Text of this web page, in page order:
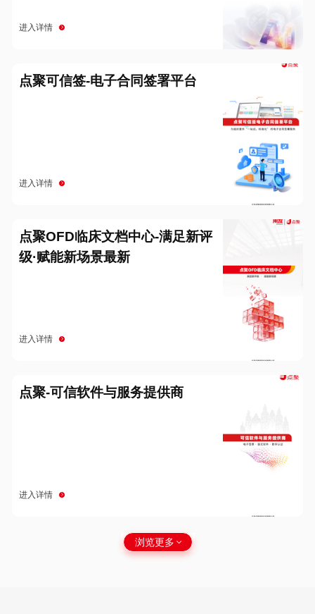
进入详情
点聚可信签-电子合同签署平台
进入详情
点聚OFD临床文档中心-满足新评
级·赋能新场景最新
进入详情
点聚-可信软件与服务提供商
进入详情
浏览更多